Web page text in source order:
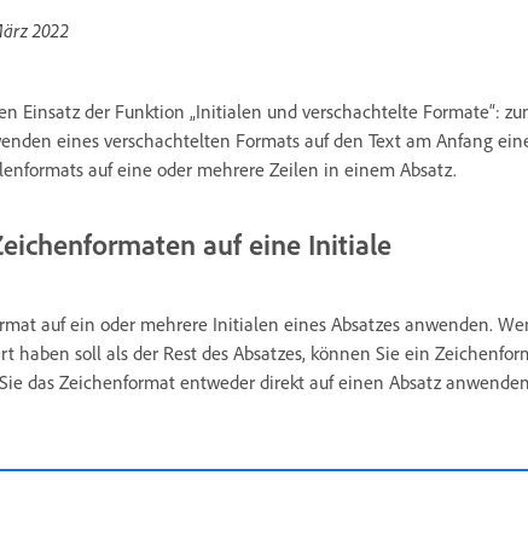
2022
Einsatz der Funktion „Initialen und verschachtelte Formate“:
eines verschachtelten Formats auf den Text am Anfang
auf eine oder mehrere Zeilen in einem Absatz.
auf eine Initiale
auf ein oder mehrere Initialen eines Absatzes anwenden.
haben soll als der Rest des Absatzes, können Sie ein
das Zeichenformat entweder direkt auf einen Absatz